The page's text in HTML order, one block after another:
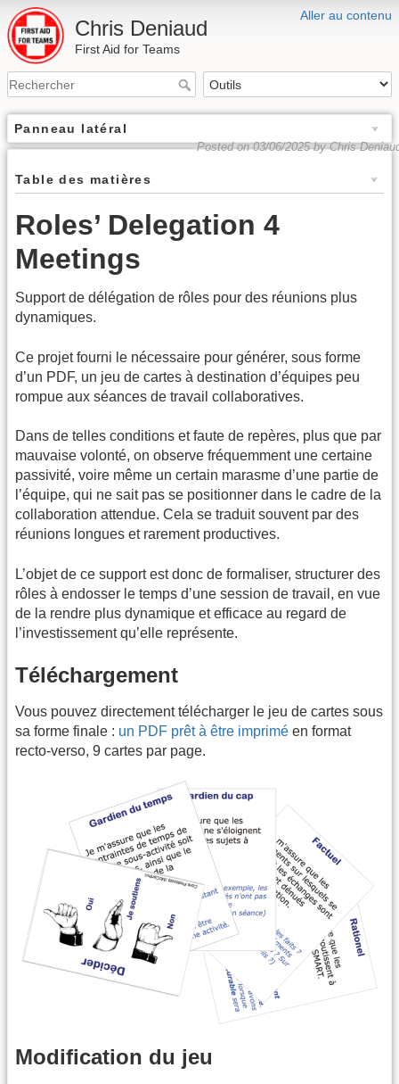
Aller au contenu
Chris Deniaud
First Aid for Teams
Panneau latéral
Posted on 03/06/2025 by Chris
Table des matières
Roles’ Delegation 4
Meetings
Support de délégation de rôles pour des réunions plus
dynamiques.
Ce projet fourni le nécessaire pour générer, sous forme
d’un PDF, un jeu de cartes à destination d’équipes peu
rompue aux séances de travail collaboratives.
Dans de telles conditions et faute de repères, plus que par
mauvaise volonté, on observe fréquemment une certaine
passivité, voire même un certain marasme d’une partie de
l’équipe, qui ne sait pas se positionner dans le cadre de la
collaboration attendue. Cela se traduit souvent par des
réunions longues et rarement productives.
L’objet de ce support est donc de formaliser, structurer des
rôles à endosser le temps d’une session de travail, en vue
de la rendre plus dynamique et efficace au regard de
l’investissement qu’elle représente.
Téléchargement
Vous pouvez directement télécharger le jeu de cartes sous
sa forme finale : un PDF prêt à être imprimé en format
recto-verso, 9 cartes par page.
Modification du jeu